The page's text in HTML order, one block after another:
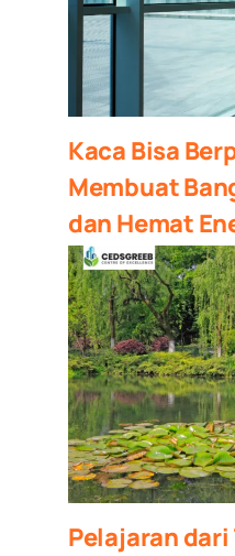
Kaca Bisa
Membuat
dan Hemat
Pelajaran